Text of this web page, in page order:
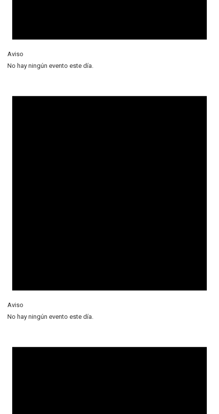
Aviso
No hay ningún evento este día.
Aviso
No hay ningún evento este día.